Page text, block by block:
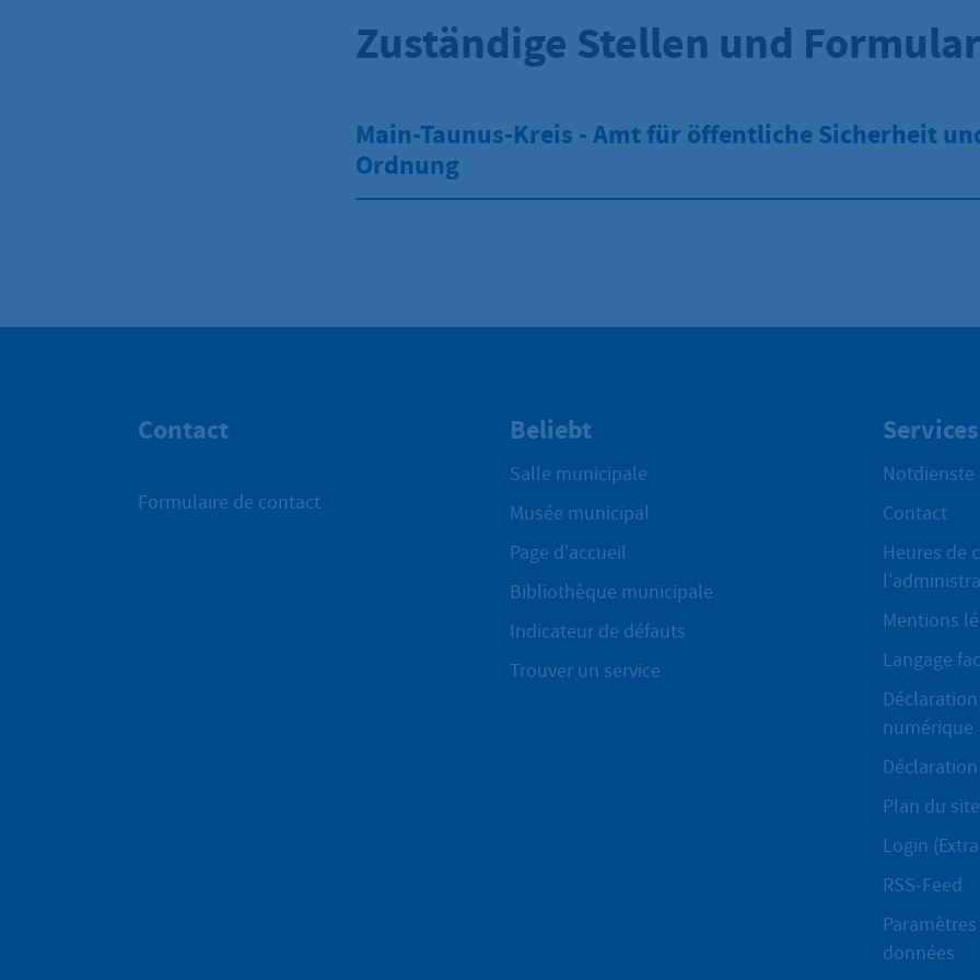
Zuständige Stellen und
Main-Taunus-Kreis - Amt für öffentliche Sicherheit
Ordnung
Contact
Formulaire de contact
Beliebt
Salle municipale
Musée municipal
Page d'accueil
Bibliothèque municipale
Indicateur de défauts
Trouver un service
Services
Notdienste
Contact
Heures de
Mentions
Langage
numérique
Plan du site
Login
RSS-Feed
données